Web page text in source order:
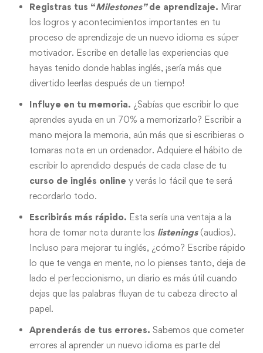
Registras tus “Milestones”de aprendizaje. Mirar
los logros y acontecimientos importantes en tu
proceso de aprendizaje de un nuevo idioma es súper
motivador. Escribe en detalle las experiencias que
hayas tenido donde hablas inglés, ¡sería más que
divertido leerlas después de un tiempo!
Influye en tu memoria. ¿Sabías que escribir lo que
aprendes ayuda en un 70% a memorizarlo? Escribir a
mano mejora la memoria, aún más que si escribieras o
tomaras nota en un ordenador. Adquiere el hábito de
escribir lo aprendido después de cada clase de tu
curso de inglés online y verás lo fácil que te será
recordarlo todo.
Escribirás más rápido. Esta sería una ventaja a la
hora de tomar nota durante los listenings(audios).
Incluso para mejorar tu inglés, ¿cómo? Escribe rápido
lo que te venga en mente, no lo pienses tanto, deja de
lado el perfeccionismo, un diario es más útil cuando
dejas que las palabras fluyan de tu cabeza directo al
papel.
Aprenderás de tus errores. Sabemos que cometer
errores al aprender un nuevo idioma es parte del